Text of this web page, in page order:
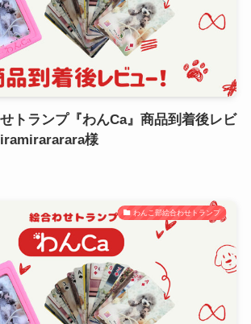
トランプ『わんCa』商品到着後レビ
様
わんこ部絵合わせトランプ